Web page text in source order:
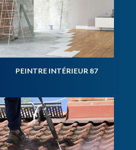
PEINTRE INTÉRIEUR 87